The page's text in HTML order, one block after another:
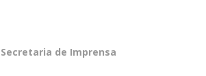
Secretaria de Imprensa